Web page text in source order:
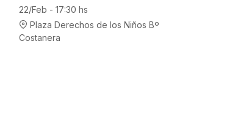
22/Feb - 17:30 hs
Plaza Derechos de los Niños Bº
Costanera